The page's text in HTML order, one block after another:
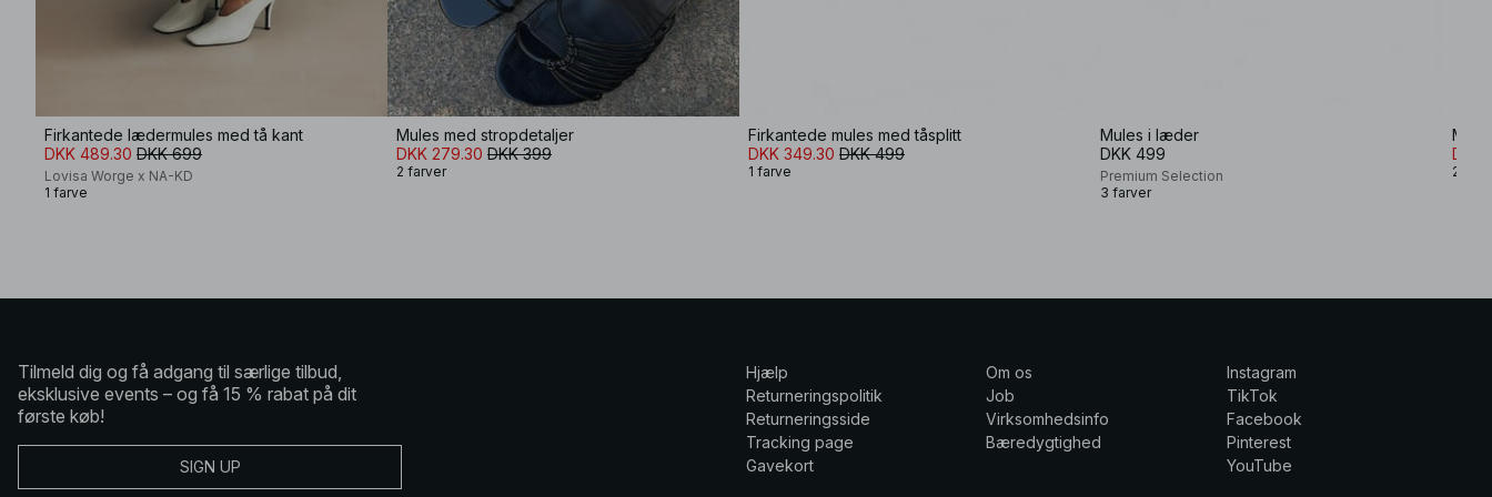
Firkantede lædermules med tå kant
DKK 489.30 DKK 699
Lovisa Worge x NA-KD
1 farve
Mules med stropdetaljer
DKK 279.30 DKK 399
2 farver
Firkantede mules med tåsplitt
DKK 349.30 DKK 499
1 farve
Mules i læder
DKK 499
Premium Selection
3 farver
DKK
2
Tilmeld dig og få adgang til særlige tilbud,
eksklusive events – og få 15 % rabat på dit
første køb!
SIGN UP
Hjælp
Returneringspolitik
Returneringsside
Tracking page
Gavekort
Om os
Job
Virksomhedsinfo
Bæredygtighed
Instagram
TikTok
Facebook
Pinterest
YouTube